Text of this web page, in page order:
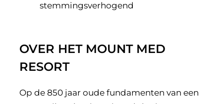
stemmingsverhogend
OVER HET MOUNT MED
RESORT
Op de 850 jaar oude fundamenten van een